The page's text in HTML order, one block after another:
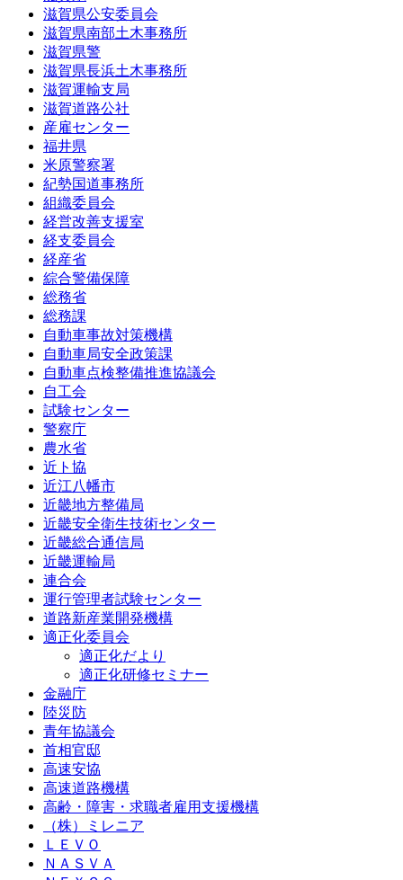
滋賀県公安委員会
滋賀県南部土木事務所
滋賀県警
滋賀県長浜土木事務所
滋賀運輸支局
滋賀道路公社
産雇センター
福井県
米原警察署
紀勢国道事務所
組織委員会
経営改善支援室
経支委員会
経産省
綜合警備保障
総務省
総務課
自動車事故対策機構
自動車局安全政策課
自動車点検整備推進協議会
自工会
試験センター
警察庁
農水省
近ト協
近江八幡市
近畿地方整備局
近畿安全衛生技術センター
近畿総合通信局
近畿運輸局
連合会
運行管理者試験センター
道路新産業開発機構
適正化委員会
適正化だより
適正化研修セミナー
金融庁
陸災防
青年協議会
首相官邸
高速安協
高速道路機構
高齢・障害・求職者雇用支援機構
（株）ミレニア
ＬＥＶＯ
ＮＡＳＶＡ